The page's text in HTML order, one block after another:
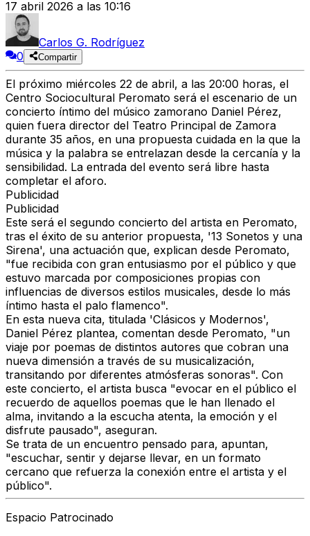
17 abril 2026 a las 10:16
Carlos G. Rodríguez
0
Compartir
El próximo miércoles 22 de abril, a las 20:00 horas, el
Centro Sociocultural Peromato será el escenario de un
concierto íntimo del músico zamorano Daniel Pérez,
quien fuera director del Teatro Principal de Zamora
durante 35 años, en una propuesta cuidada en la que la
música y la palabra se entrelazan desde la cercanía y la
sensibilidad. La entrada del evento será libre hasta
completar el aforo.
Publicidad
Publicidad
Este será el segundo concierto del artista en Peromato,
tras el éxito de su anterior propuesta, '13 Sonetos y una
Sirena', una actuación que, explican desde Peromato,
"fue recibida con gran entusiasmo por el público y que
estuvo marcada por composiciones propias con
influencias de diversos estilos musicales, desde lo más
íntimo hasta el palo flamenco".
En esta nueva cita, titulada 'Clásicos y Modernos',
Daniel Pérez plantea, comentan desde Peromato, "un
viaje por poemas de distintos autores que cobran una
nueva dimensión a través de su musicalización,
transitando por diferentes atmósferas sonoras". Con
este concierto, el artista busca "evocar en el público el
recuerdo de aquellos poemas que le han llenado el
alma, invitando a la escucha atenta, la emoción y el
disfrute pausado", aseguran.
Se trata de un encuentro pensado para, apuntan,
"escuchar, sentir y dejarse llevar, en un formato
cercano que refuerza la conexión entre el artista y el
público".
Espacio Patrocinado